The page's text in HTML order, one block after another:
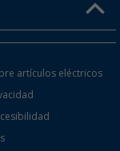
artículos eléctricos